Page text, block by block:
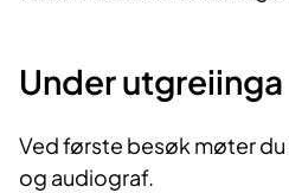
Under utgreiinga
Ved første besøk møter
og audiograf.